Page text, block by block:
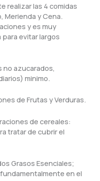
realizar las 4 comidas
Merienda y Cena.
y es muy
evitar largos
no azucarados,
minimo.
de Frutas y Verduras.
de cereales:
tratar de cubrir el
Grasos Esenciales;
en el